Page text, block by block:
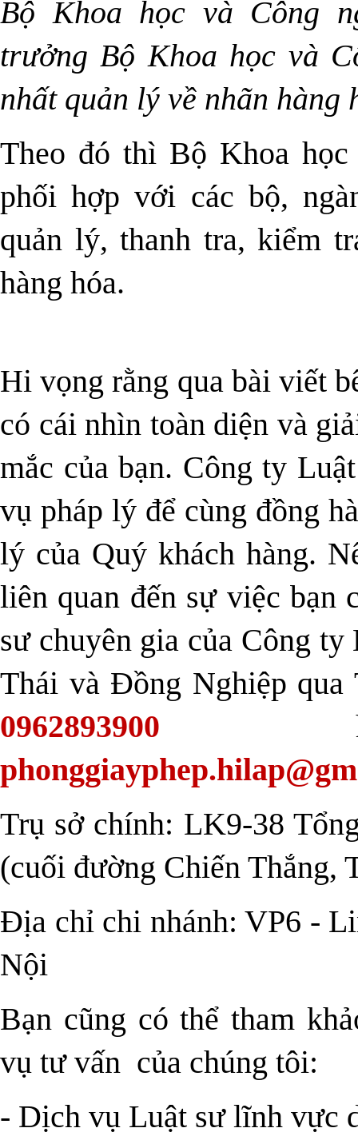
Bộ Khoa học và Công
trưởng Bộ Khoa học và
nhất quản lý về nhãn hàng
Theo đó thì Bộ Khoa
phối hợp với các bộ,
quản lý, thanh tra, kiểm
hàng hóa.
Hi vọng rằng qua bài viết
có cái nhìn toàn diện và
mắc của bạn. Công ty
vụ pháp lý để cùng đồng
lý của Quý khách hàng.
liên quan đến sự việc bạn
sư chuyên gia của Công
Thái và Đồng Nghiệp qua
0962893900
Trụ sở chính: LK9-38
(cuối đường Chiến Thắng,
Địa chỉ chi nhánh: VP6 -
Nội
Bạn cũng có thể tham
vụ tư vấn của chúng tôi:
- Dịch vụ Luật sư lĩnh vực